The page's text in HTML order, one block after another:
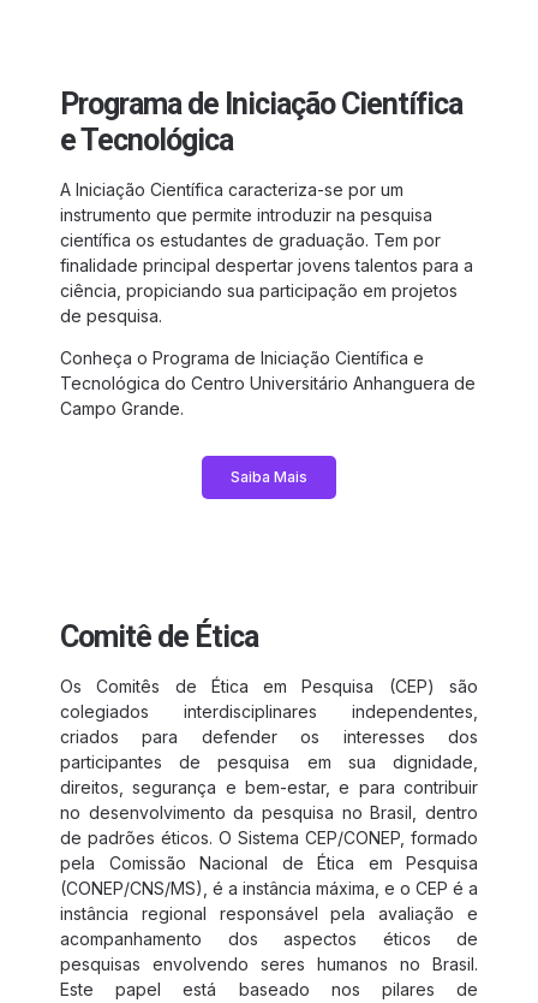
Programa de Iniciação Científica
e Tecnológica
A Iniciação Científica caracteriza-se por um
instrumento que permite introduzir na pesquisa
científica os estudantes de graduação. Tem por
finalidade principal despertar jovens talentos para a
ciência, propiciando sua participação em projetos
de pesquisa.
Conheça o Programa de Iniciação Científica e
Tecnológica do Centro Universitário Anhanguera de
Campo Grande.
Saiba Mais
Comitê de Ética
Os Comitês de Ética em Pesquisa (CEP) são
colegiados interdisciplinares independentes,
criados para defender os interesses dos
participantes de pesquisa em sua dignidade,
direitos, segurança e bem-estar, e para contribuir
no desenvolvimento da pesquisa no Brasil, dentro
de padrões éticos. O Sistema CEP/CONEP, formado
pela Comissão Nacional de Ética em Pesquisa
(CONEP/CNS/MS), é a instância máxima, e o CEP é a
instância regional responsável pela avaliação e
acompanhamento dos aspectos éticos de
pesquisas envolvendo seres humanos no Brasil.
Este papel está baseado nos pilares de